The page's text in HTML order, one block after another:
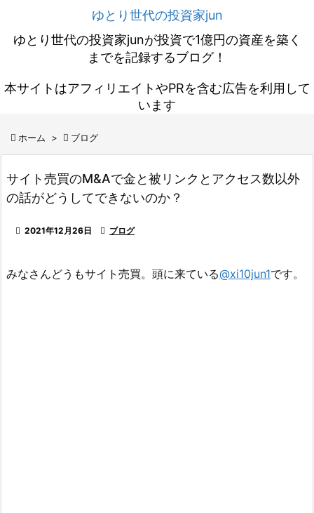
ゆとり世代の投資家jun
ゆとり世代の投資家junが投資で1億円の資産を築く
までを記録するブログ！
本サイトはアフィリエイトやPRを含む広告を利用して
います
 ホーム >  ブログ
サイト売買のM&Aで金と被リンクとアクセス数以外
の話がどうしてできないのか？
 2021年12月26日  ブログ
みなさんどうもサイト売買。頭に来ている@xi10jun1です。